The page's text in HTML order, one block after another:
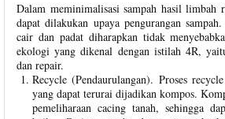
Dalam meminimalisasi sampah hasil limbah
dapat dilakukan upaya pengurangan
cair dan padat diharapkan tidak
ekologi yang dikenal dengan istilah 4R,
dan repair.
Recycle (Pendaurulangan). Proses
yang dapat terurai dijadikan kompos.
pemeliharaan cacing tanah, sehingga